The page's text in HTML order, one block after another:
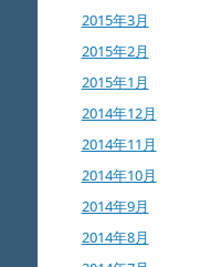
2015年3月
2015年2月
2015年1月
2014年12月
2014年11月
2014年10月
2014年9月
2014年8月